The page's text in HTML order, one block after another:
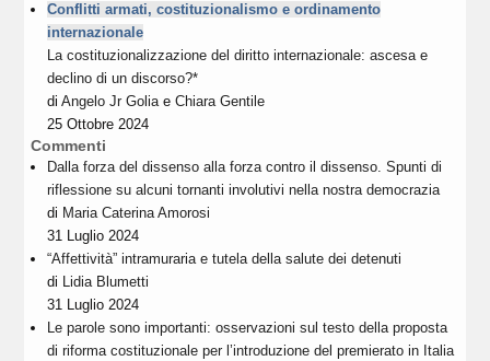
Conflitti armati, costituzionalismo e ordinamento
internazionale
La costituzionalizzazione del diritto internazionale: ascesa e
declino di un discorso?*
diAngelo Jr GoliaeChiara Gentile
25 Ottobre 2024
Commenti
Dalla forza del dissenso alla forza contro il dissenso. Spunti di
riflessione su alcuni tornanti involutivi nella nostra democrazia
di Maria Caterina Amorosi
31 Luglio 2024
“Affettività” intramuraria e tutela della salute dei detenuti
di Lidia Blumetti
31 Luglio 2024
Le parole sono importanti: osservazioni sul testo della proposta
di riforma costituzionale per l’introduzione del premierato in Italia